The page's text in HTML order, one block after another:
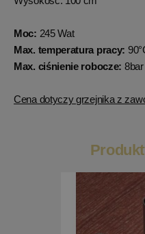
Moc: 245 Wat
Max. temperatura pracy:
Max. ciśnienie robocze: 8bar
Cena dotyczy grzejnika z